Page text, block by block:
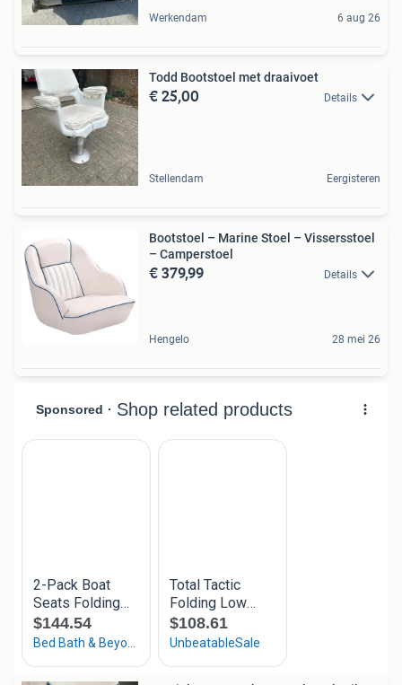
Werkendam 6 aug 26
Todd Bootstoel met draaivoet
€ 25,00 Details
Stellendam Eergisteren
Bootstoel – Marine Stoel – Vissersstoel
– Camperstoel
€ 379,99 Details
Hengelo 28 mei 26